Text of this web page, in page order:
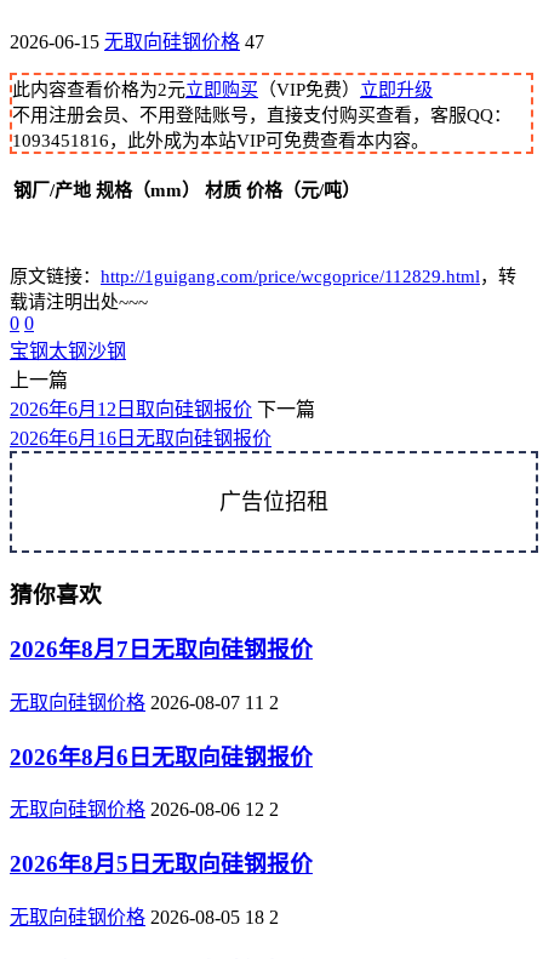
2026-06-15 无取向硅钢价格 47
此内容查看价格为2元立即购买 （VIP免费） 立即升级
不用注册会员、不用登陆账号，直接支付购买查看，客服QQ：
1093451816，此外成为本站VIP可免费查看本内容。
钢厂/产地 规格（mm） 材质 价格（元/吨）
原文链接： http://1guigang.com/price/wcgoprice/112829.html，转
载请注明出处~~~
0 0
宝钢太钢沙钢
上一篇
2026年6月12日取向硅钢报价 下一篇
2026年6月16日无取向硅钢报价
广告位招租
猜你喜欢
2026年8月7日无取向硅钢报价
无取向硅钢价格 2026-08-07 11 2
2026年8月6日无取向硅钢报价
无取向硅钢价格 2026-08-06 12 2
2026年8月5日无取向硅钢报价
无取向硅钢价格 2026-08-05 18 2